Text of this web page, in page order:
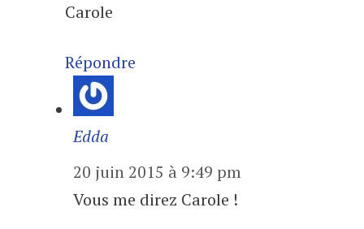
Carole
Répondre
Edda
20 juin 2015 à 9:49 pm
Vous me direz Carole !